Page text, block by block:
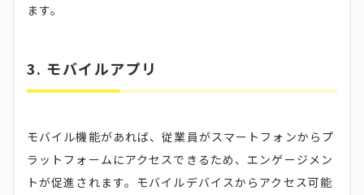
ます。
3. モバイルアプリ
モバイル機能があれば、従業員がスマートフォンからプ
ラットフォームにアクセスできるため、エンゲージメン
トが促進されます。モバイルデバイスからアクセス可能